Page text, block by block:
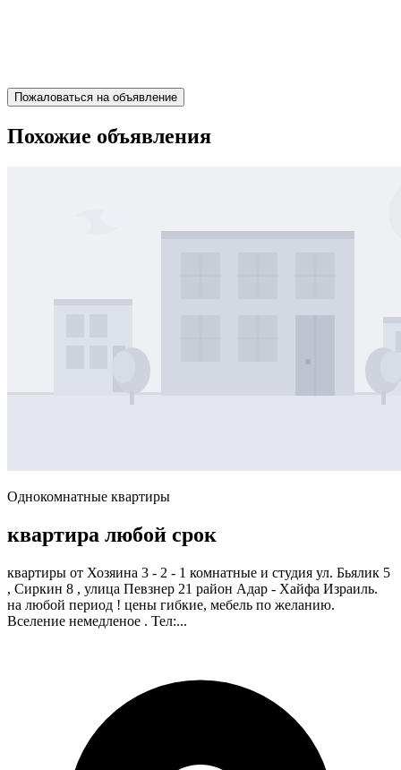
Пожаловаться на объявление
Похожие объявления
Однокомнатные квартиры
квартира любой срок
квартиры от Хозяина 3 - 2 - 1 комнатные и студия ул. Бьялик 5
, Сиркин 8 , улица Певзнер 21 район Адар - Хайфа Израиль.
на любой период ! цены гибкие, мебель по желанию.
Вселение немедленое . Тел:...